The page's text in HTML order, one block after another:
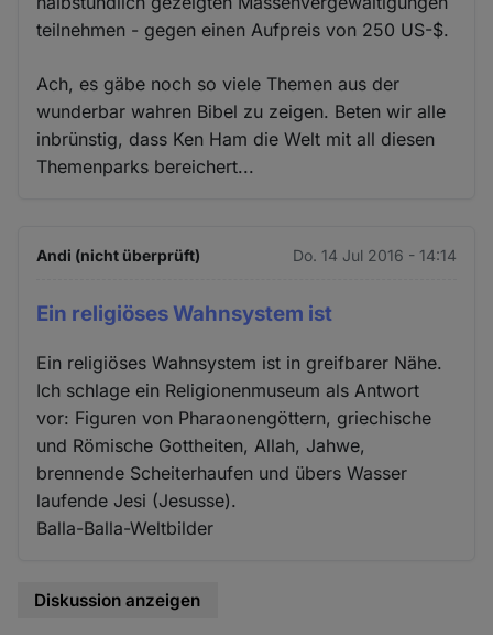
teilnehmen - gegen einen Aufpreis von 250 US-$.
Ach, es gäbe noch so viele Themen aus der
wunderbar wahren Bibel zu zeigen. Beten wir alle
inbrünstig, dass Ken Ham die Welt mit all diesen
Themenparks bereichert...
Andi (nicht überprüft) Do. 14 Jul 2016 - 14:14
Ein religiöses Wahnsystem ist
Ein religiöses Wahnsystem ist in greifbarer Nähe.
Ich schlage ein Religionenmuseum als Antwort
vor: Figuren von Pharaonengöttern, griechische
und Römische Gottheiten, Allah, Jahwe,
brennende Scheiterhaufen und übers Wasser
laufende Jesi (Jesusse).
Balla-Balla-Weltbilder
Diskussion anzeigen